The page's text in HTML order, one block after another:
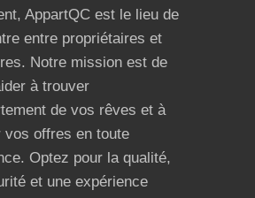
AppartQC est le lieu de
entre propriétaires et
Notre mission est de
à trouver
de vos rêves et à
vos offres en toute
Optez pour la qualité,
et une expérience